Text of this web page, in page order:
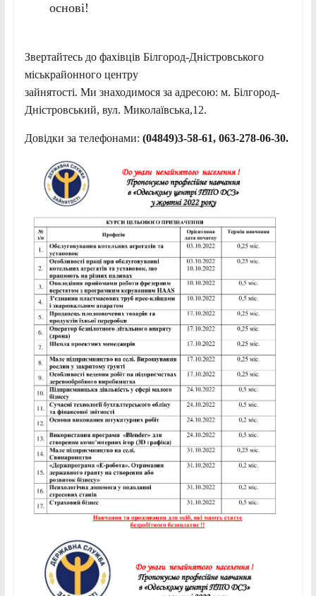
основі!
Звертайтесь до фахівців Білгород-Дністровського
міськрайонного центру
зайнятості. Ми знаходимося за адресою: м. Білгород-
Дністровський, вул. Миколаївська,12.
Довідки за телефонами: (04849)3-58-61, 063-278-06-30.